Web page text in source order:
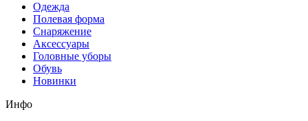
Одежда
Полевая форма
Снаряжение
Аксессуары
Головные уборы
Обувь
Новинки
Инфо